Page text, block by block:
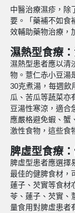
中醫治療濕疹，除
要。「藥補不如食
效輔助藥物治療，
濕熱型食療
濕熱型患者應以清
物。薏仁赤小豆湯
30克煮湯，每週飲
瓜、苦瓜等蔬菜亦
豆湯性寒涼，適合
應嚴格避免蝦、蟹
激性食物，這些食
脾虛型食療
脾虛型患者應選擇
最佳的健脾食材，
蓮子、芡實等食材
苓、蓮子、芡實、
量食用對脾虛患者